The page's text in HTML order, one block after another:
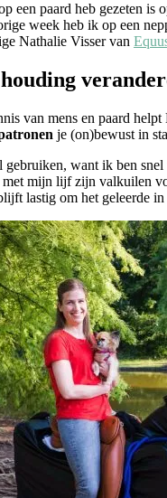
een paard heb gezeten
week heb ik op een
Nathalie Visser van
van mens en paard
je (on)bewust in
want ik ben
met mijn lijf zijn valkuilen
lastig om het geleerde